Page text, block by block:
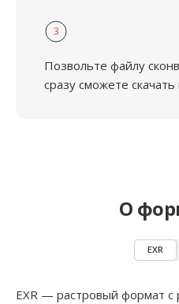
3
Позвольте файлу
сразу сможете
О
EXR
EXR — растровый формат